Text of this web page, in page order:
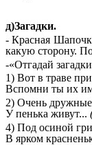
д)Загадки.
- Красная
какую сторону.
-«Отгадай
1) Вот в траве
Вспомни ты их
2) Очень
У пенька живут...
4) Под осиной
В ярком